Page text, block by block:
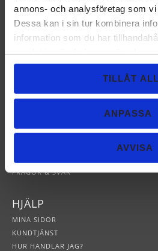
annons- och analysföretag som vi
Dessa kan i sin tur kombinera
information som du har
TILLÅT
ANPASSA
AVVISA
OM BACK TO EARTH
HUR SMINKAR MAN?
FRÅGOR & SVAR
HJÄLP
MINA SIDOR
KUNDTJÄNST
HUR HANDLAR JAG?